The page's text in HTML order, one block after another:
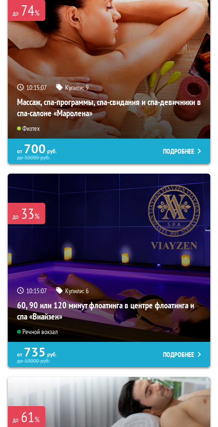
до 74%
10:15:06 Купили:9
Массаж, спа-программы, спа-свидания и спа-девичники в
спа-салоне «Маролена»
Физтех
от 700 руб.
до30000руб.
ПОДРОБНЕЕ
до 33%
10:15:06 Купили:6
60, 90 или 120 минут флоатинга в центре флоатинга и
спа «Виайзен»
Речной вокзал
от 735 руб.
до10000руб.
ПОДРОБНЕЕ
до 61%